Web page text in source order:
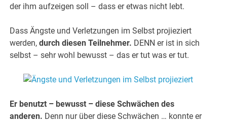
der ihm aufzeigen soll – dass er etwas nicht lebt.
Dass Ängste und Verletzungen im Selbst projieziert
werden,durch diesen Teilnehmer. DENN er ist in sich
selbst – sehr wohl bewusst – das er tut was er tut.
Er benutzt – bewusst – diese Schwächen des
anderen. Denn nur über diese Schwächen … konnte er